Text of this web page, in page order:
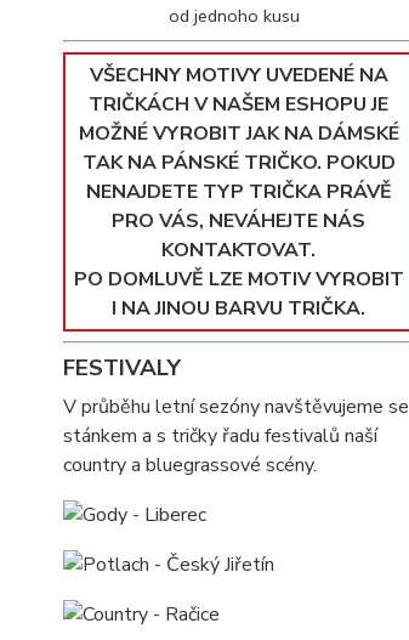
od jednoho kusu
VŠECHNY MOTIVY UVEDENÉ NA
TRIČKÁCH V NAŠEM ESHOPU JE
MOŽNÉ VYROBIT JAK NA DÁMSKÉ
TAK NA PÁNSKÉ TRIČKO. POKUD
NENAJDETE TYP TRIČKA PRÁVĚ
PRO VÁS, NEVÁHEJTE NÁS
KONTAKTOVAT.
PO DOMLUVĚ LZE MOTIV VYROBIT
I NA JINOU BARVU TRIČKA.
FESTIVALY
V průběhu letní sezóny navštěvujeme se
stánkem a s tričky řadu festivalů naší
country a bluegrassové scény.